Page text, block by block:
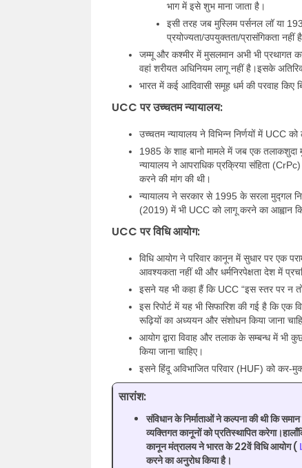
भाग में इसे शुभ माना जाता है।
इसी तरह जब मुस्लिम पर्सनल लॉ या
प्रयोज्यता/उपयुक्तता/प्रासंगिकता नहीं
जम्मू और कश्मीर में मुसलमान अभी भी प्रथागत
वहां शरीयत अधिनियम लागू नहीं है।इसके
भारत में कई आदिवासी समूह धर्म की परवाह
UCC पर उच्चतम न्यायालय:
उच्चतम न्यायालय ने विभिन्न निर्णयों में UCC
1985 के शाह बानो मामले में जब एक तलाकशुदा
न्यायालय ने आपराधिक प्रक्रिया संहिता
करने की मांग की थी।
न्यायालय ने सरकार से 1995 के सरला मुद्गल
(2019) में भी UCC को लागू करने का आह्वान
UCC पर विधि आयोग:
विधि आयोग ने परिवार कानून में सुधार पर एक
आवश्यकता नहीं थी और धर्मनिरपेक्षता देश में
इसने यह भी कहा हैं कि UCC “इस स्तर पर न
इस रिपोर्ट में यह भी सिफारिश की गई है कि एक
रूढ़ियों का अध्ययन और संशोधन किया जाना
आयोग द्वारा विवाह और तलाक के सम्बन्ध में भी
किया जाना चाहिए।
इसने हिंदू अविभाजित परिवार (HUF) को कर-
सारांश:
संविधान के निर्माताओं ने कल्पना की थी कि
व्यक्तिगत कानूनों को प्रतिस्थापित
कानून मंत्रालय ने भारत के 22वें विधि आयोग (
करने का अनुरोध किया है।